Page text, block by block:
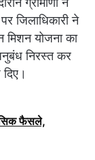
जिलाधिकारी ने
योजना का
निरस्त कर
फैसले,